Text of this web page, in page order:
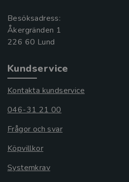
Besöksadress:
Åkergränden 1
Kundservice
Kontakta kundservice
046-31 21 00
Frågor och svar
Köpvillkor
Systemkrav